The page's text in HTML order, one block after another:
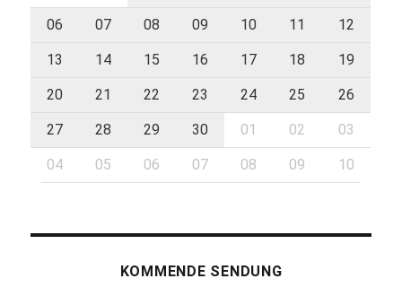
06 07 08 09 10 11 12
13 14 15 16 17 18 19
20 21 22 23 24 25 26
27 28 29 30 01 02 03
04 05 06 07 08 09 10
KOMMENDE SENDUNG